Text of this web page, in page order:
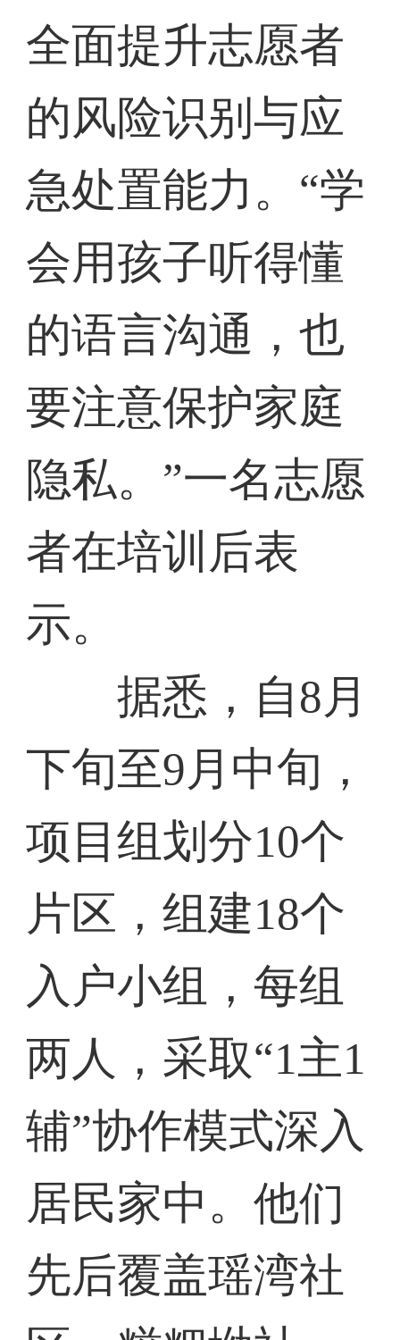
全面提升志愿者
的风险识别与应
急处置能力。“学
会用孩子听得懂
的语言沟通，也
要注意保护家庭
隐私。”一名志愿
者在培训后表
示。
据悉，自8月
下旬至9月中旬，
项目组划分10个
片区，组建18个
入户小组，每组
两人，采取“1主1
辅”协作模式深入
居民家中。他们
先后覆盖瑶湾社